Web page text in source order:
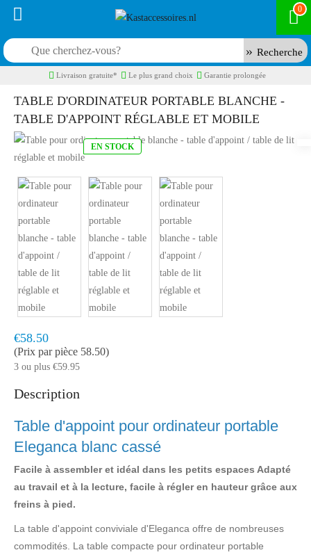
0
Recherche
Livraison gratuite* Le plus grand choix Garantie prolongée
TABLE D'ORDINATEUR PORTABLE BLANCHE -
TABLE D'APPOINT RÉGLABLE ET MOBILE
EN STOCK
Livraison rapide, en 1 à 2 jours ouvrés
€58.50
(Prix par pièce 58.50)
3 ou plus €59.95
Description
Table d'appoint pour ordinateur portable
Eleganca blanc cassé
Facile à assembler et idéal dans les petits espaces Adapté
au travail et à la lecture, facile à régler en hauteur grâce aux
freins à pied.
La table d'appoint conviviale d'Eleganca offre de nombreuses
commodités. La table compacte pour ordinateur portable